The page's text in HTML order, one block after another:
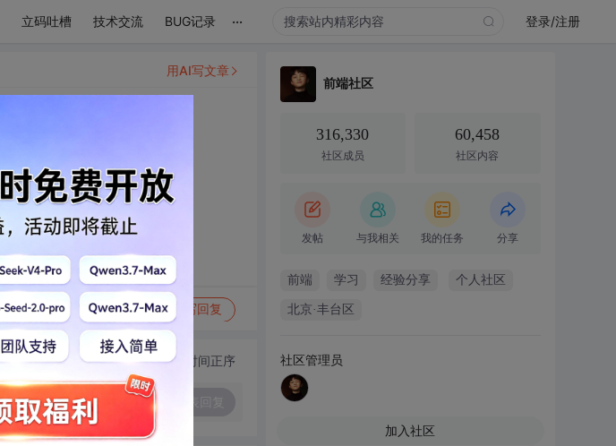
立码吐槽 技术交流 BUG记录 ... 登录/注册
写回复
用AI写文章
切换为时间正序
前端社区
316,330
社区成员
60,458
社区内容
发帖 与我相关 我的任务 分享
前端 学习 经验分享 个人社区
北京·丰台区
社区管理员
加入社区